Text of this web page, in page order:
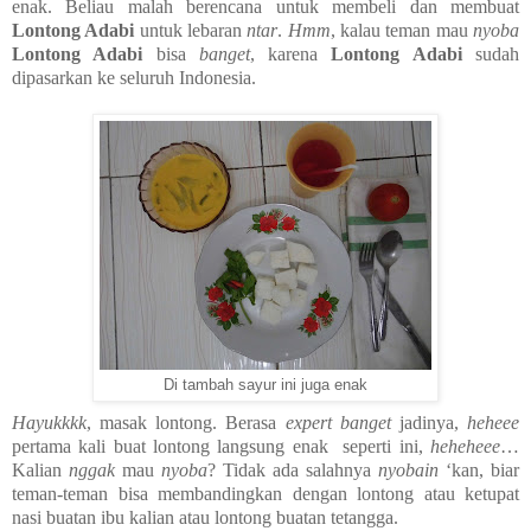
enak. Beliau malah berencana untuk membeli dan membuat
Lontong Adabi untuk lebaranntar. Hmm, kalau teman maunyoba
Lontong Adabi bisa banget, karenaLontong Adabisudah
dipasarkan ke seluruh Indonesia.
Di tambah sayur ini juga enak
Hayukkkk, masak lontong. Berasa expert bangetjadinya,heheee
pertama kali buat lontong langsung enak seperti ini, heheheee…
Kalian nggak mau nyoba? Tidak ada salahnya nyobain ‘kan, biar
teman-teman bisa membandingkan dengan lontong atau ketupat
nasi buatan ibu kalian atau lontong buatan tetangga.